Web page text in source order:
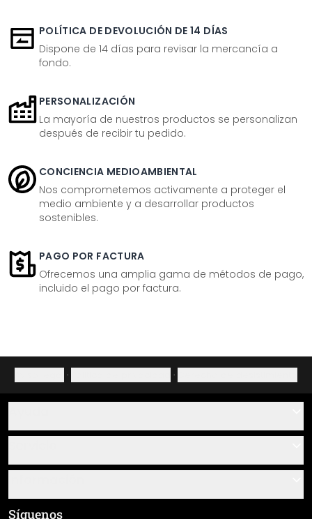
POLÍTICA DE DEVOLUCIÓN DE 14 DÍAS
Dispone de 14 días para revisar la mercancía a
fondo.
PERSONALIZACIÓN
La mayoría de nuestros productos se personalizan
después de recibir tu pedido.
CONCIENCIA MEDIOAMBIENTAL
Nos comprometemos activamente a proteger el
medio ambiente y a desarrollar productos
sostenibles.
PAGO POR FACTURA
Ofrecemos una amplia gama de métodos de pago,
incluido el pago por factura.
· ·
Sobre nosotros
Resumen de materiales
Términos y condiciones generales (CGC)
Síguenos